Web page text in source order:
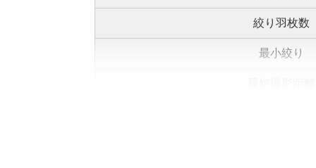
絞り羽枚数
最小絞り